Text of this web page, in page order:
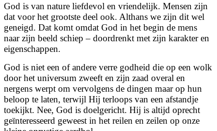
God is van nature liefdevol en vriendelijk. Mensen zijn
dat voor het grootste deel ook. Althans we zijn dit wel
geneigd. Dat komt omdat God in het begin de mens
naar zijn beeld schiep – doordrenkt met zijn karakter en
eigenschappen.
God is niet een of andere verre godheid die op een wolk
door het universum zweeft en zijn zaad overal en
nergens werpt om vervolgens de dingen maar op hun
beloop te laten, terwijl Hij terloops van een afstandje
toekijkt. Nee, God is doelgericht. Hij is altijd oprecht
geïnteresseerd geweest in het reilen en zeilen op onze